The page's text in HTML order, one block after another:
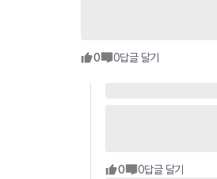
0 0답글 달기
0 0답글 달기